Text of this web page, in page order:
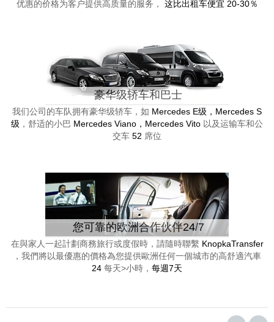
优惠的价格为客户提供高质量的服务， 这比出租车便宜 20-30％
豪华级轿车和巴士
我们公司的车队拥有豪华级轿车，如 Mercedes E级，Mercedes S
级 ，舒适的小巴 Mercedes Viano，Mercedes Vito 以及运输车和公
交车 52 席位
您可靠的欧洲合作伙伴24/7
在與家人一起計劃商務旅行或度假時，請隨時聯繫 KnopkaTransfer
，我們將以最優惠的價格為您提供歐洲任何一個城市的高舒適汽車
24 每天>小時， 每週7天